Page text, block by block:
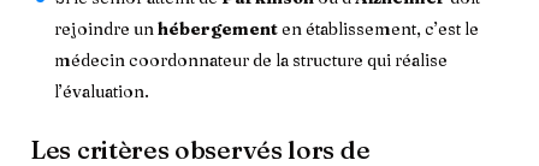
rejoindre unhébergementen établissement, c’est le
médecin coordonnateur de la structure qui réalise
l’évaluation.
Les critères observés lors de